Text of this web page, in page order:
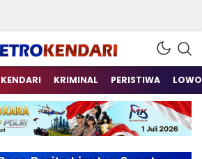
metrokendari
Sulawesi Tenggara
KRIMINAL PERISTIWA